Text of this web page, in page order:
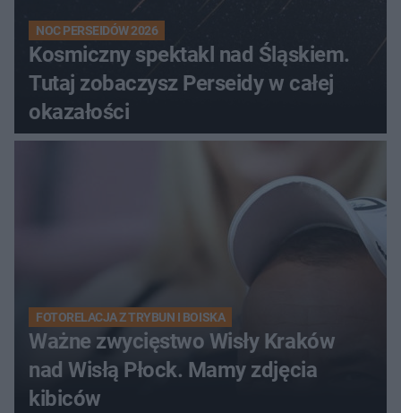
NOC PERSEIDÓW 2026
Kosmiczny spektakl nad Śląskiem.
Tutaj zobaczysz Perseidy w całej
okazałości
FOTORELACJA Z TRYBUN I BOISKA
Ważne zwycięstwo Wisły Kraków
nad Wisłą Płock. Mamy zdjęcia
kibiców